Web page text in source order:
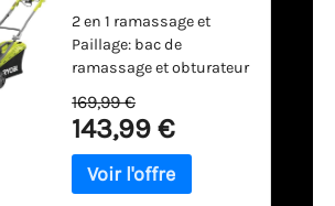
Largeur Ø36cm,
Bac Semi-Rigide
45L, Réglage
Centralisé,
Brancard
Ajustable, Guidon
Ergonomique –
Idéale Pelouse
2 en 1 ramassage et
Paillage: bac de
ramassage et obturateur
fonction paillage
Poignées ergonomiques
double commande
ajustables en hauteur
169,99 €
143,99 €